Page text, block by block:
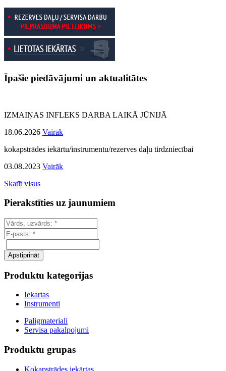
Īpašie piedāvājumi un aktualitātes
IZMAIŅAS INFLEKS DARBA LAIKĀ JŪNIJĀ
18.06.2026 Vairāk
kokapstrādes iekārtu/instrumentu/rezerves daļu tirdzniecībai
03.08.2023 Vairāk
Skatīt visus
Pierakstīties uz jaunumiem
Produktu kategorijas
Iekartas
Instrumenti
Paligmateriali
Servisa pakalpojumi
Produktu grupas
Kokapstrādes iekārtas